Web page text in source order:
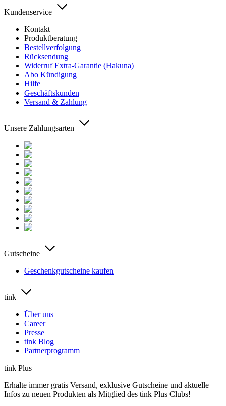
Kundenservice
Kontakt
Produktberatung
Bestellverfolgung
Rücksendung
Widerruf Extra-Garantie (Hakuna)
Abo Kündigung
Hilfe
Geschäftskunden
Versand & Zahlung
Unsere Zahlungsarten
Gutscheine
Geschenkgutscheine kaufen
tink
Über uns
Career
Presse
tink Blog
Partnerprogramm
tink Plus
Erhalte immer gratis Versand, exklusive Gutscheine und aktuelle
Infos zu neuen Produkten als Mitglied des tink Plus Clubs!